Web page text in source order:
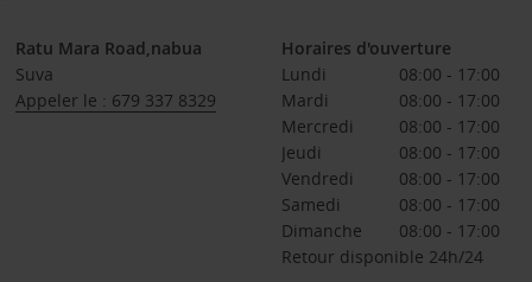
Ratu Mara Road,nabua
Suva
Appeler le : 679 337 8329
Horaires d'ouverture
Lundi
08:00 - 17:00
Mardi
08:00 - 17:00
Mercredi
08:00 - 17:00
Jeudi
08:00 - 17:00
Vendredi
08:00 - 17:00
Samedi
08:00 - 17:00
Dimanche
08:00 - 17:00
Retour disponible 24h/24